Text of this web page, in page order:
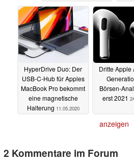
11.05.2020
HyperDrive Duo: Der
USB-C-Hub für Apples
MacBook Pro bekommt
eine magnetische
Halterung 11.05.2020
Dritte Apple
Börsen-
erst 2021
anzeigen
2 Kommentare im Forum